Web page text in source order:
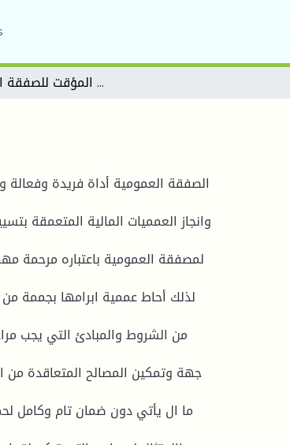
المنح المؤقت للصفقة العمومية
الصفقة العمومية أداة فريدة
وانجاز العمميات المالية المتعمقة
لمصفقة العمومية باعتباره مرحمة
لذلك أحاط عممية ابرامها بجممة من
من الشروط والمبادئ التي يجب
جهة وتمكين المصالح المتعاقدة
ما ال يأتي دون ضمان تام وكامل